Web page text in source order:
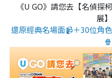
《U GO》請您去【名偵探
展】
還原經典名場面📹＋30位角
🍿